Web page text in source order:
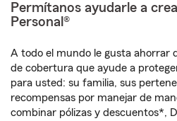
Permítanos ayudarle a
Personal®
A todo el mundo le gusta ahorrar
de cobertura que ayude a
para usted: su familia, sus
recompensas por manejar de
combinar pólizas y descuentos*,